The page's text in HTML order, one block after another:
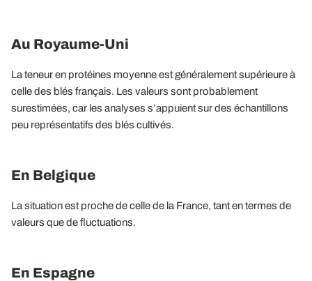
Au Royaume-Uni
La teneur en protéines moyenne est généralement supérieure à
celle des blés français. Les valeurs sont probablement
surestimées, car les analyses s’appuient sur des échantillons
peu représentatifs des blés cultivés.
En Belgique
La situation est proche de celle de la France, tant en termes de
valeurs que de fluctuations.
En Espagne